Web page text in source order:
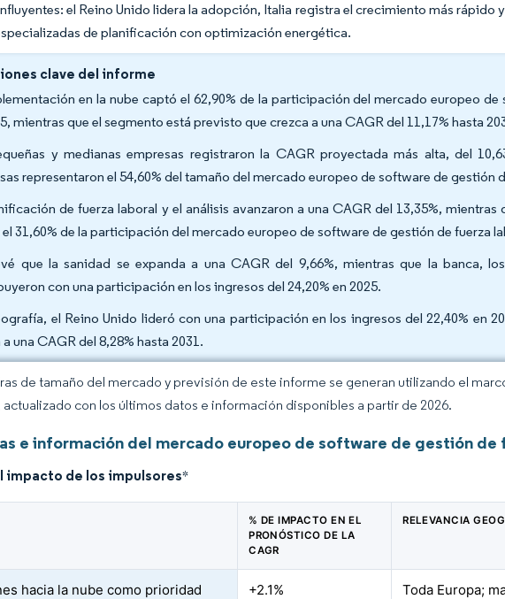
el Reino Unido lidera la adopción, Italia registra el crecimiento más rápido
de planificación con optimización energética.
clave del informe
en la nube captó el 62,90% de la participación del mercado europeo
mientras que el segmento está previsto que crezca a una CAGR del 11,17% hasta
y medianas empresas registraron la CAGR proyectada más alta, del
representaron el 54,60% del tamaño del mercado europeo de software de gestión
de fuerza laboral y el análisis avanzaron a una CAGR del 13,35%,
31,60% de la participación del mercado europeo de software de gestión de fuerza
que la sanidad se expanda a una CAGR del 9,66%, mientras que la banca,
con una participación en los ingresos del 24,20% en 2025.
el Reino Unido lideró con una participación en los ingresos del 22,40% en
una CAGR del 8,28% hasta 2031.
de tamaño del mercado y previsión de este informe se generan utilizando el
con los últimos datos e información disponibles a partir de 2026.
e información del mercado europeo de software de gestión de
impacto de los impulsores*
% DE IMPACTO EN EL
PRONÓSTICO DE LA
CAGR
RELEVANCIA
hacia la nube como prioridad
+2.1%
Toda Europa;